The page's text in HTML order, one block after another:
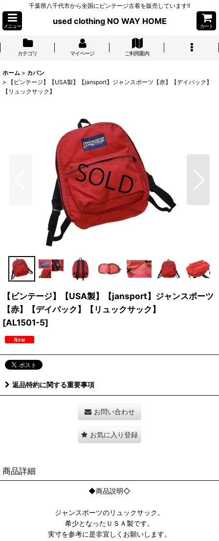
千葉県八千代市から全国にビンテージ古着を販売しています!!
メニュー
used clothing NO WAY HOME
カート
カテゴリ マイページ ご利用案内
ホーム > カバン
>
【ビンテージ】【USA製】【jansport】ジャンスポーツ【赤】【デイパック】
【リュックサック】
【ビンテージ】【USA製】【jansport】ジャンスポーツ
【赤】【デイパック】【リュックサック】
[AL1501-5]
返品特約に関する重要事項
お問い合わせ
お気に入り登録
商品詳細
◆商品説明◇
ジャンスポーツのリュックサック。
希少となったＵＳＡ製です。
実寸を参考に是非宜しくお願いします。